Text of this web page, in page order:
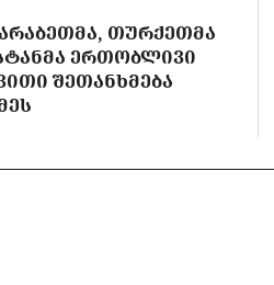
ᲗᲣᲠᲥᲔᲗᲛᲐ
ᲔᲠᲗᲝᲑᲚᲘᲕᲘ
ᲨᲔᲗᲐᲜᲮᲛᲔᲑᲐ